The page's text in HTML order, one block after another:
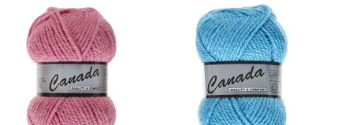
LA
LISTE
D'ACHATS
COMPARATEUR
À
LA
LISTE
D'ACHATS
AU
COMPARATEUR